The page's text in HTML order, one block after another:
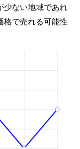
少ない地域であれ
格で売れる可能性